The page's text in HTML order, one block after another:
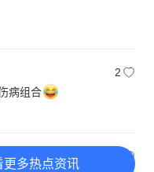
多热点资讯
2
病组合